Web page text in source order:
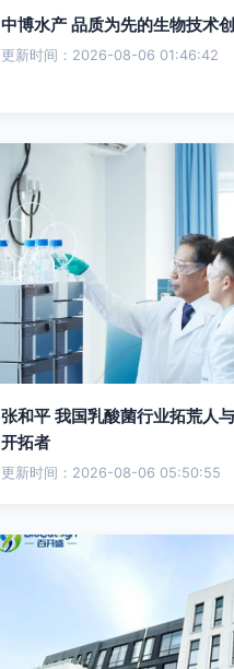
中博水产 品质为先的生物技术
更新时间：2026-08-06 01:46:42
张和平 我国乳酸菌行业拓荒人
开拓者
更新时间：2026-08-06 05:50:55